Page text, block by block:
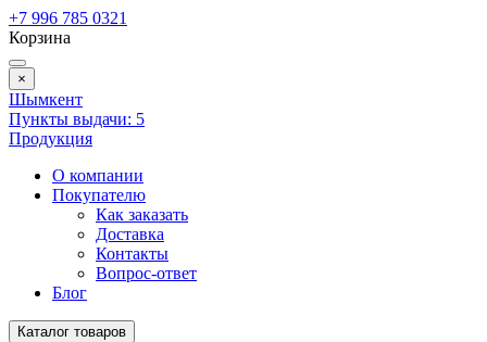
+7 996 785 0321
Корзина
×
Шымкент
Пункты выдачи: 5
Продукция
О компании
Покупателю
Как заказать
Доставка
Контакты
Вопрос-ответ
Блог
Каталог товаров